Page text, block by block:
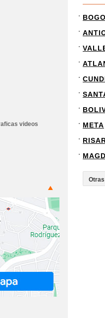
videos
META